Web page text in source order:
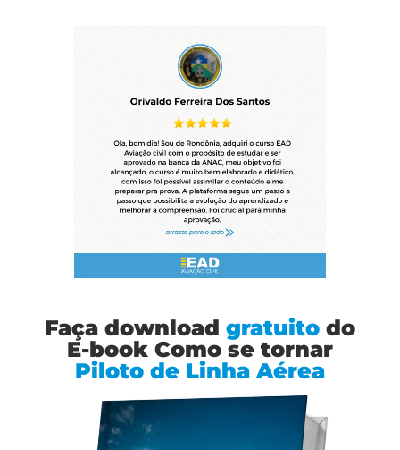
Faça download gratuito do
E-book Como se tornar
Piloto de Linha Aérea